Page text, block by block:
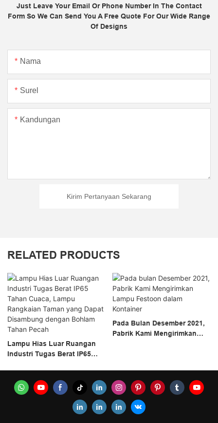
Just Leave Your Email Or Phone Number In The Contact
Form So We Can Send You A Free Quote For Our Wide Range
Of Designs
Nama
Surel
Kandungan
Kirim Pertanyaan Sekarang
RELATED PRODUCTS
Lampu Hias Luar Ruangan
Industri Tugas Berat IP65
Dapat Disambung Dengan
Bohlam Tahan Pecah
Pada Bulan Desember 2021,
Pabrik Kami Mengirimkan